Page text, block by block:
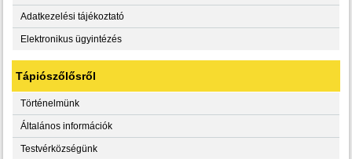
Adatkezelési tájékoztató
Elektronikus ügyintézés
Tápiószőlősről
Történelmünk
Általános információk
Testvérközségünk